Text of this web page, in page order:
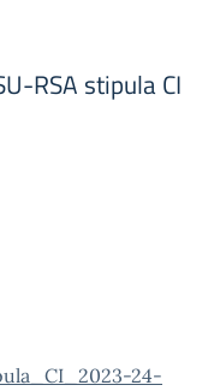
RSA stipula CI
24-